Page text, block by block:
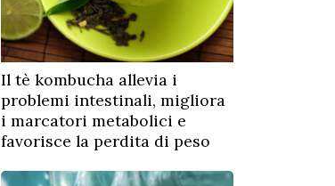
Il tè kombucha allevia i
problemi intestinali, migliora
i marcatori metabolici e
favorisce la perdita di peso